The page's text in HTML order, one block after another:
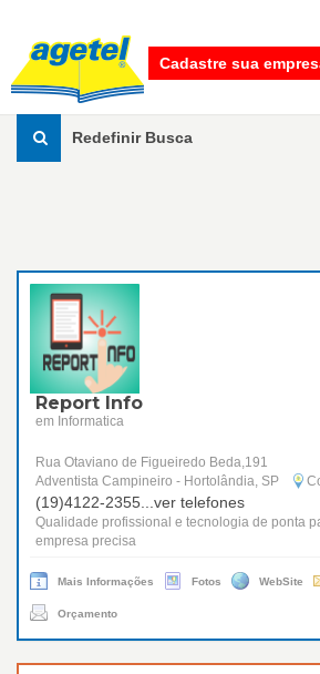
Cadastre sua
Redefinir Busca
Report Info
em Informatica
Rua Otaviano de Figueiredo Beda,191
Adventista Campineiro - Hortolândia, SP
(19)4122-2355... ver telefones
Qualidade profissional e tecnologia de ponta
empresa precisa
Mais Informações Fotos WebSite
Orçamento